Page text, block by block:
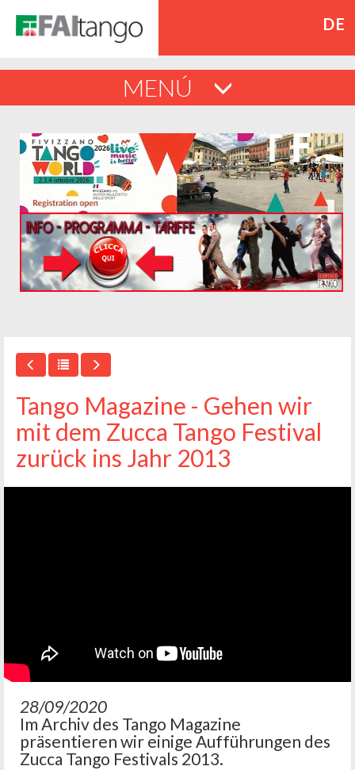
DE
MENÚ
Tango Magazine - Gehen wir
mit dem Zucca Tango Festival
zurück ins Jahr 2013
28/09/2020
Im Archiv des Tango Magazine
präsentieren wir einige Aufführungen des
Zucca Tango Festivals 2013.